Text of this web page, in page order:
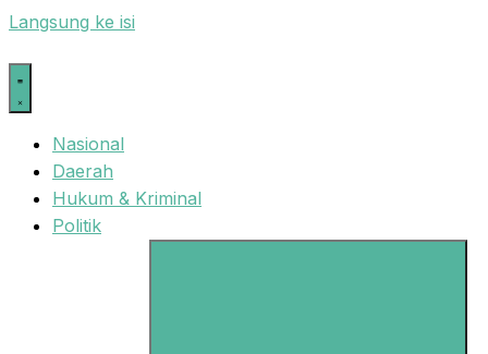
Langsung ke isi
Nasional
Daerah
Hukum & Kriminal
Politik